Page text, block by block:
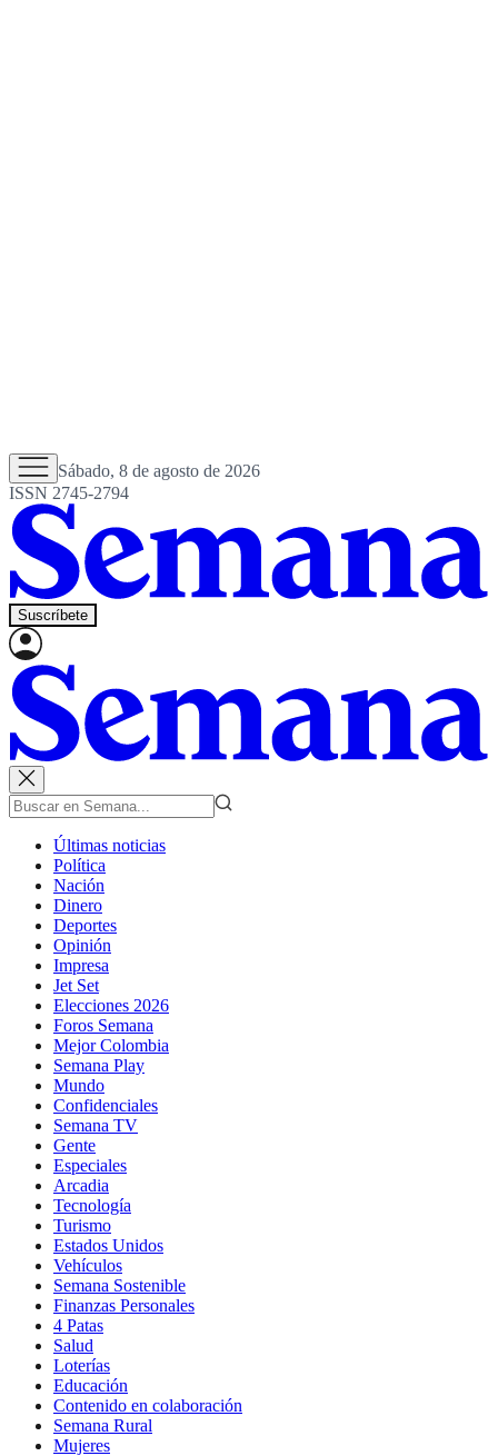
Sábado, 8 de agosto de 2026
ISSN 2745-2794
Suscríbete
Últimas noticias
Política
Nación
Dinero
Deportes
Opinión
Impresa
Jet Set
Elecciones 2026
Foros Semana
Mejor Colombia
Semana Play
Mundo
Confidenciales
Semana TV
Gente
Especiales
Arcadia
Tecnología
Turismo
Estados Unidos
Vehículos
Semana Sostenible
Finanzas Personales
4 Patas
Salud
Loterías
Educación
Contenido en colaboración
Semana Rural
Mujeres